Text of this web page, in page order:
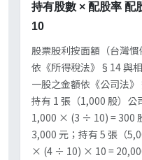
持有股數 × 配股率 配
10
股票股利按面額（台灣慣
依《所得稅法》§14 與
一股之金額依《公司法
持有 1 張（1,000 股）公
1,000 × (3 ÷ 10) = 300
3,000 元；持有 5 張（
× (4 ÷ 10) × 10 =